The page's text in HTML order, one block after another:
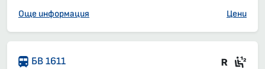
Още информация Цени
БВ 1611 Във